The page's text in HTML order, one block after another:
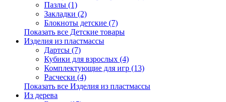
Пазлы (1)
Закладки (2)
Блокноты детские (7)
Показать все Детские товары
Изделия из пластмассы
Дартсы (7)
Кубики для взрослых (4)
Комплектующие для игр (13)
Расчески (4)
Показать все Изделия из пластмассы
Из дерева